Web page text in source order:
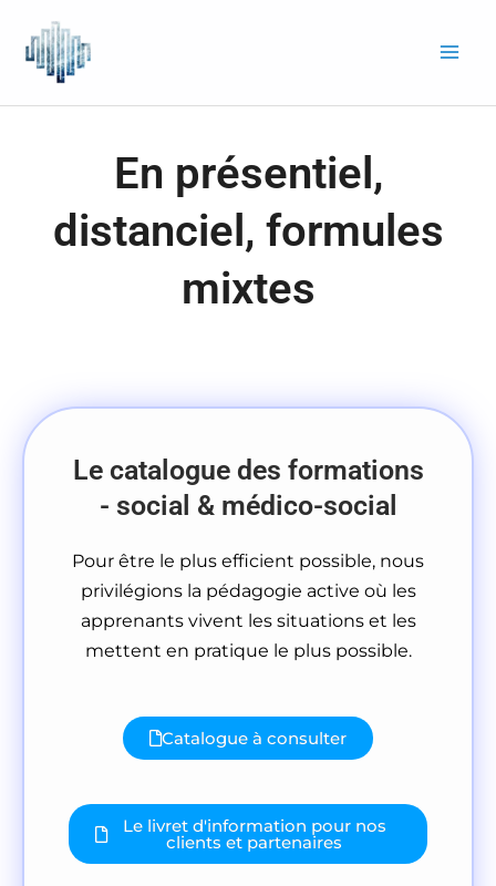
contenu
En présentiel,
distanciel, formules
mixtes
Le catalogue des formations
- social & médico-social
Pour être le plus efficient possible, nous
privilégions la pédagogie active où les
apprenants vivent les situations et les
mettent en pratique le plus possible.
Catalogue à consulter
Le livret d'information pour nos
clients et partenaires